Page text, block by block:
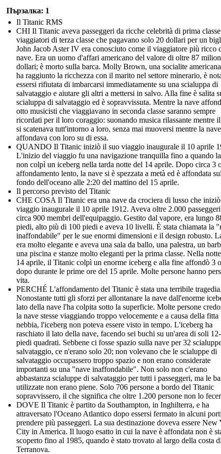
Пързалка: 1
Il Titanic RMS
CHI Il Titanic aveva passeggeri da ricche celebrità di prima
viaggiatori di terza classe che pagavano solo 20 dollari per un
John Jacob Aster IV era conosciuto come il viaggiatore più ricco
nave. Era un uomo d'affari americano del valore di oltre 87
dollari; è morto sulla barca. Molly Brown, una socialite
ha raggiunto la ricchezza con il marito nel settore minerario, è
essersi rifiutata di imbarcarsi immediatamente su una scialuppa di
salvataggio e aiutare gli altri a mettersi in salvo. Alla fine è salita
scialuppa di salvataggio ed è sopravvissuta. Mentre la nave
otto musicisti che viaggiavano in seconda classe saranno sempre
ricordati per il loro coraggio: suonando musica rilassante mentre
si scatenava tutt'intorno a loro, senza mai muoversi mentre la nave
affondava con loro su di essa.
QUANDO Il Titanic iniziò il suo viaggio inaugurale il 10 aprile
L'inizio del viaggio fu una navigazione tranquilla fino a quando
non colpì un iceberg nella tarda notte del 14 aprile. Dopo circa 3
affondamento lento, la nave si è spezzata a metà ed è affondata
fondo dell'oceano alle 2:20 del mattino del 15 aprile.
Il percorso previsto del Titanic
CHE COSA Il Titanic era una nave da crociera di lusso che
viaggio inaugurale il 10 aprile 1912. Aveva oltre 2.000
circa 900 membri dell'equipaggio. Gestito dal vapore, era lungo
piedi, alto più di 100 piedi e aveva 10 livelli. È stata chiamata la
inaffondabile" per le sue enormi dimensioni e il design robusto.
era molto elegante e aveva una sala da ballo, una palestra, un
una piscina e stanze molto eleganti per la prima classe. Nella
14 aprile, il Titanic colpì un enorme iceberg e alla fine affondò 3
dopo durante le prime ore del 15 aprile. Molte persone hanno
vita.
PERCHÉ L'affondamento del Titanic è stata una terribile
Nonostante tutti gli sforzi per allontanare la nave dall'enorme
lato della nave l'ha colpita sotto la superficie. Molte persone
la nave stesse viaggiando troppo velocemente e a causa della fitta
nebbia, l'iceberg non poteva essere visto in tempo. L'iceberg ha
raschiato il lato della nave, facendo sei buchi su un'area di soli
piedi quadrati. Sebbene ci fosse spazio sulla nave per 32
salvataggio, ce n'erano solo 20; non volevano che le scialuppe di
salvataggio occupassero troppo spazio e non erano considerate
importanti su una "nave inaffondabile". Non solo non c'erano
abbastanza scialuppe di salvataggio per tutti i passeggeri, ma le
utilizzate non erano piene. Solo 706 persone a bordo del Titanic
sopravvissero, il che significa che oltre 1.200 persone non lo
DOVE Il Titanic è partito da Southampton, in Inghilterra, e ha
attraversato l'Oceano Atlantico dopo essersi fermato in alcuni
prendere più passeggeri. La sua destinazione doveva essere New
City in America. Il luogo esatto in cui la nave è affondata non è
scoperto fino al 1985, quando è stato trovato al largo della costa
Terranova.